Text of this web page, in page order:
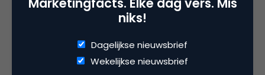
Deel dit artikel
niks!
Dagelijkse nieuwsbrief
Wekelijkse nieuwsbrief